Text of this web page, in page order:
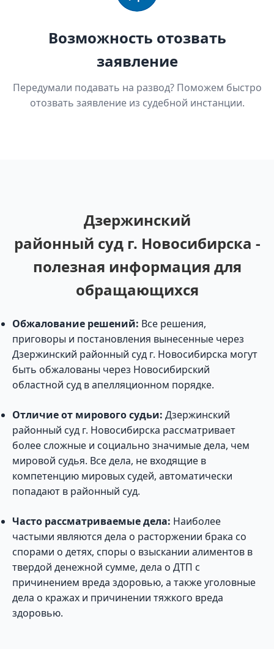
Возможность отозвать
заявление
Передумали подавать на развод? Поможем быстро
отозвать заявление из судебной инстанции.
Дзержинский
районный суд г. Новосибирска -
полезная информация для
обращающихся
Обжалование решений: Все решения,
приговоры и постановления вынесенные через
Дзержинский районный суд г. Новосибирска могут
быть обжалованы через Новосибирский
областной суд в апелляционном порядке.
Отличие от мирового судьи: Дзержинский
районный суд г. Новосибирска рассматривает
более сложные и социально значимые дела, чем
мировой судья. Все дела, не входящие в
компетенцию мировых судей, автоматически
попадают в районный суд.
Часто рассматриваемые дела: Наиболее
частыми являются дела о расторжении брака со
спорами о детях, споры о взыскании алиментов в
твердой денежной сумме, дела о ДТП с
причинением вреда здоровью, а также уголовные
дела о кражах и причинении тяжкого вреда
здоровью.